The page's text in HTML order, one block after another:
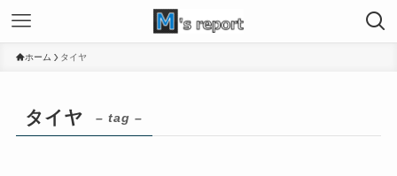
ホーム タイヤ
タイヤ – tag –